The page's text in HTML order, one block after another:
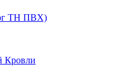
ТН ПВХ)
Кровли